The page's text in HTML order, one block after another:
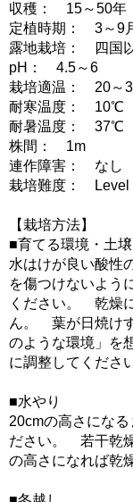
収穫： 15～50年
定植時期： 3～9
露地栽培： 四国
pH： 4.5～6
栽培適温： 20～
耐寒温度： 10℃
耐暑温度： 37℃
株間： 1m
連作障害： なし
栽培難度： Level
【栽培方法】
■育てる環境・土壌
水はけが良い酸性
を傷つけないよう
ください。 乾燥
ん。 葉が日焼け
のような環境」を
に調整してくださ
■水やり
20cmの高さにな
ださい。 若干乾
の高さになれば乾